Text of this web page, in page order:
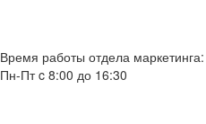
Время работы отдела маркетинга:
Пн-Пт c 8:00 до 16:30